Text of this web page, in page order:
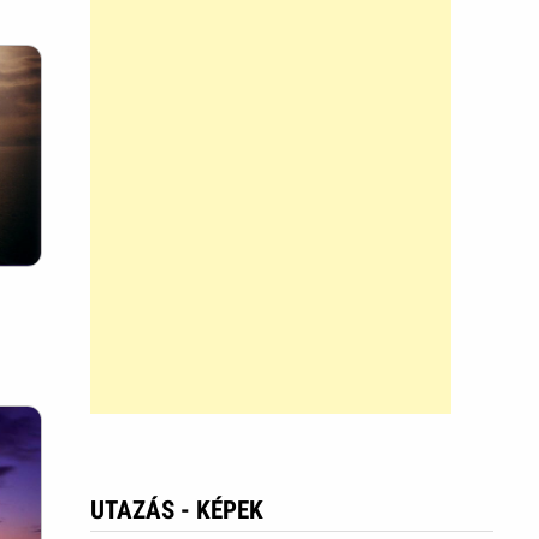
UTAZÁS - KÉPEK